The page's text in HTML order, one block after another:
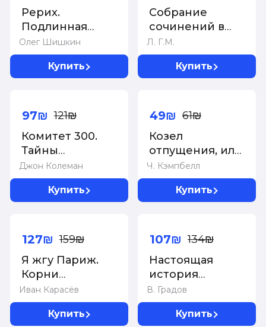
Олег Шишкин
Рерих.
Подлинная
история
русского
Индианы
Купить
Л. Г.М.
Собрание
сочинений в
шести томах. Т.
1: Греция. 2-е
Купить
Джон Колеман
Комитет 300.
Тайны
мирового
правительства
97₪ 121₪
Купить
Ч. Кэмпбелл
Козел
отпущения, или
Как
перекладывать
вину на других
49₪ 61₪
Купить
Иван Карасёв
Я жгу Париж.
Корни
французского
протеста
127₪ 159₪
Купить
В. Градов
Настоящая
история
группировок
90-х из
&quot;Слова
107₪ 134₪
Купить